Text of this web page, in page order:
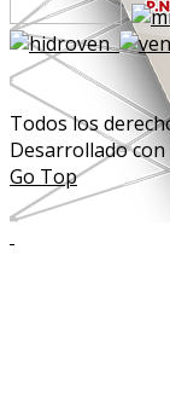
Todos los
Desarrollado
Go Top